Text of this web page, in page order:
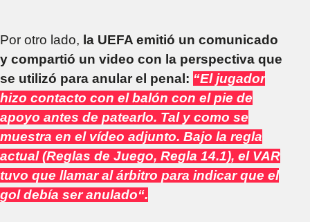
Por otro lado, la UEFA emitió un comunicado
y compartió un video con la perspectiva que
se utilizó para anular el penal: “El jugador
hizo contacto con el balón con el pie de
apoyo antes de patearlo. Tal y como se
muestra en el vídeo adjunto. Bajo la regla
actual (Reglas de Juego, Regla 14.1), el VAR
tuvo que llamar al árbitro para indicar que el
gol debía ser anulado“.